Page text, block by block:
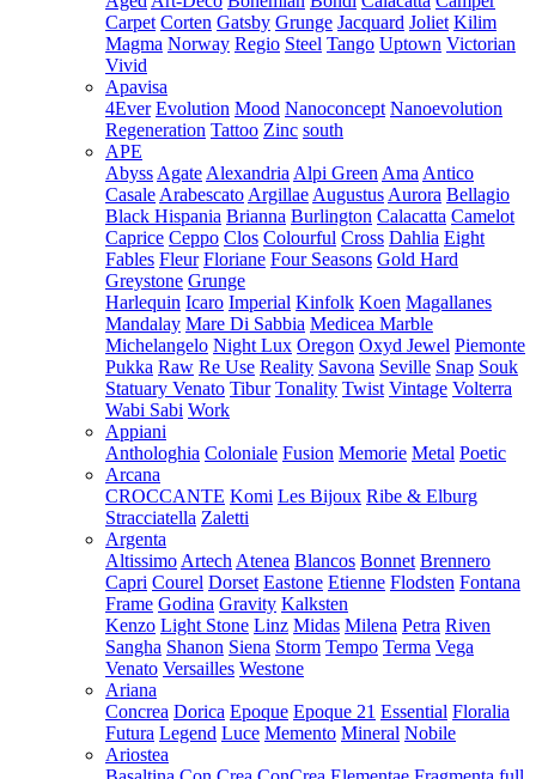
Carpet Corten Gatsby Grunge Jacquard Joliet Kilim
Magma Norway Regio Steel Tango Uptown Victorian
Vivid
Apavisa
4Ever Evolution Mood Nanoconcept Nanoevolution
Regeneration Tattoo Zinc south
APE
Abyss Agate Alexandria Alpi Green Ama Antico
Casale Arabescato Argillae Augustus Aurora Bellagio
Black Hispania Brianna Burlington Calacatta Camelot
Caprice Ceppo Clos Colourful Cross Dahlia Eight
Fables Fleur Floriane Four Seasons Gold Hard
Greystone Grunge
Harlequin Icaro Imperial Kinfolk Koen Magallanes
Mandalay Mare Di Sabbia Medicea Marble
Michelangelo Night Lux Oregon Oxyd Jewel Piemonte
Pukka Raw Re Use Reality Savona Seville Snap Souk
Statuary Venato Tibur Tonality Twist Vintage Volterra
Wabi Sabi Work
Appiani
Anthologhia Coloniale Fusion Memorie Metal Poetic
Arcana
CROCCANTE Komi Les Bijoux Ribe & Elburg
Stracciatella Zaletti
Argenta
Altissimo Artech Atenea Blancos Bonnet Brennero
Capri Courel Dorset Eastone Etienne Flodsten Fontana
Frame Godina Gravity Kalksten
Kenzo Light Stone Linz Midas Milena Petra Riven
Sangha Shanon Siena Storm Tempo Terma Vega
Venato Versailles Westone
Ariana
Concrea Dorica Epoque Epoque 21 Essential Floralia
Futura Legend Luce Memento Mineral Nobile
Ariostea